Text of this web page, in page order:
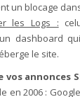
un blocage
les Logs :
dashboard
le site.
annonces
en 2006 :